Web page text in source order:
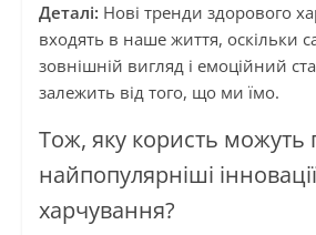
Деталі: Нові тренди здорового
входять в наше життя, оскільки
зовнішній вигляд і емоційний
залежить від того, що ми їмо.
Тож, яку користь можуть
найпопулярніші
харчування?